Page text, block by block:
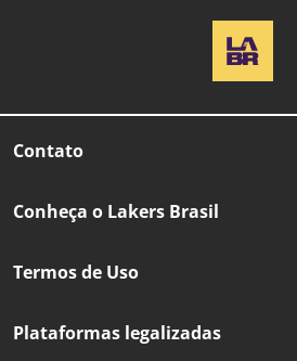
Contato
Conheça o Lakers Brasil
Termos de Uso
Plataformas legalizadas